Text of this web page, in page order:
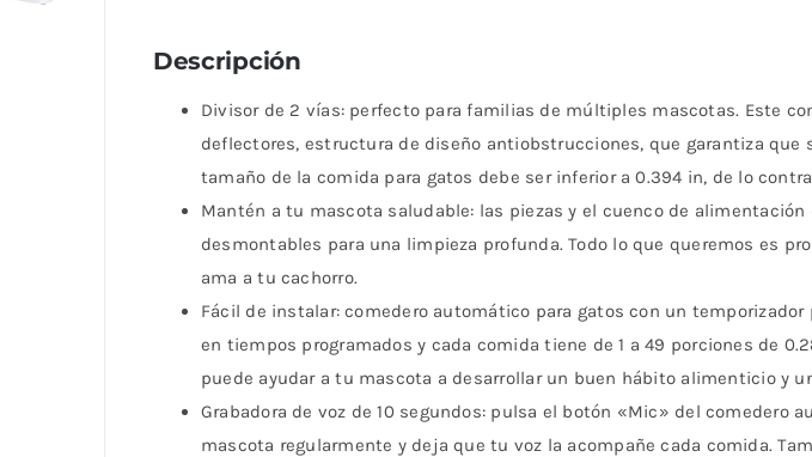
Descripción
Divisor de 2 vías: perfecto para familias de múltiples mascotas. Este
deflectores, estructura de diseño antiobstrucciones, que garantiza
tamaño de la comida para gatos debe ser inferior a 0.394 in, de lo
Mantén a tu mascota saludable: las piezas y el cuenco de
desmontables para una limpieza profunda. Todo lo que queremos es
ama a tu cachorro.
Fácil de instalar: comedero automático para gatos con un
en tiempos programados y cada comida tiene de 1 a 49 porciones de
puede ayudar a tu mascota a desarrollar un buen hábito alimenticio y
Grabadora de voz de 10 segundos: pulsa el botón «Mic» del comedero
mascota regularmente y deja que tu voz la acompañe cada comida.